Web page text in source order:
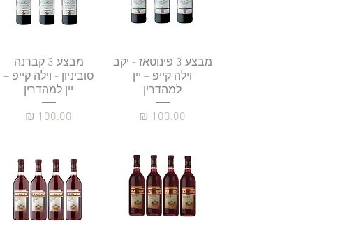
תצוגה מהירה
מבצע 3 פינוטאז - יקב
וילה קייפ – יין
למהדרין
מחיר
תצוגה מהירה
מבצע 3 קברנה
סוביניון - וילה קייפ –
יין למהדרין
מחיר